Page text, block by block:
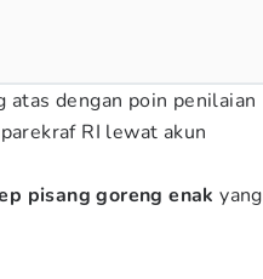
dengan poin penilaian
RI lewat akun
pisang goreng enak yang